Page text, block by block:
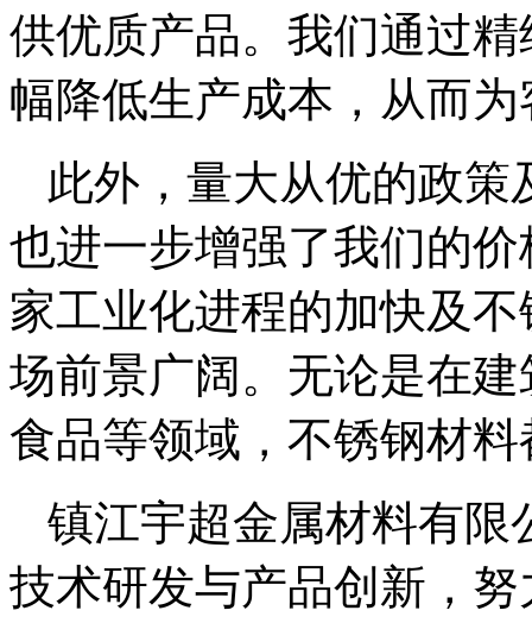
供优质产品。我们通过
幅降低生产成本，从而
此外，量大从优的政
也进一步增强了我们的
家工业化进程的加快及
场前景广阔。无论是在
食品等领域，不锈钢材
镇江宇超金属材料有限
技术研发与产品创新，